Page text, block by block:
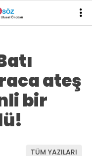
ateş
bir
TÜM YAZILARI